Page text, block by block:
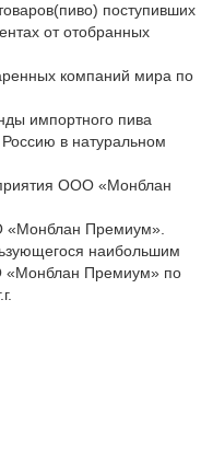
поступивших
от отобранных
компаний мира по
импортного пива
в натуральном
ООО «Монблан
«Монблан Премиум».
наибольшим
«Монблан Премиум» по